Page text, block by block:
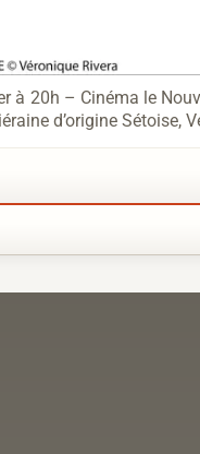
à 20h – Cinéma le
d’origine Sétoise,